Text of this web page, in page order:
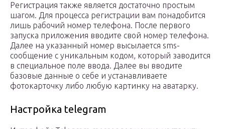
Регистрация также является достаточно простым
шагом. Для процесса регистрации вам понадобится
лишь рабочий номер телефона. После первого
запуска приложения вводите свой номер телефона.
Далее на указанный номер высылается sms-
сообщение с уникальным кодом, который заводится
в специальное поле ввода. Далее вы вводите
базовые данные о себе и устанавливаете
фотокарточку либо любую картинку на аватарку.
Настройка telegram